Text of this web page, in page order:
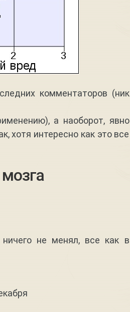
комментаторов (ник
а наоборот, явно
хотя интересно как это все
не менял, все как в